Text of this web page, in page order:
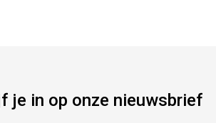
je in op onze nieuwsbrief